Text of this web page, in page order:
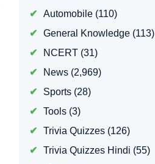
Automobile(110)
General Knowledge(113)
NCERT(31)
News(2,969)
Sports(28)
Tools(3)
Trivia Quizzes(126)
Trivia Quizzes Hindi (55)